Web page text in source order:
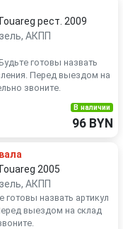
рест. 2009
АКПП
готовы назвать
Перед выездом на
звоните.
В наличии
96 BYN
2005
АКПП
готовы назвать артикул
выездом на склад